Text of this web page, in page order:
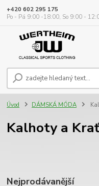
+420 602 295 175
Po - Pá 9:00 -18:00, So 9:00 -
Úvod DÁMSKÁ MÓDA
Kalhoty a
Nejprodávanější